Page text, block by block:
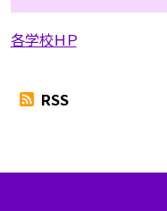
各学校ＨＰ
RSS